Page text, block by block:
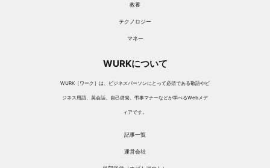
教養
テクノロジー
マネー
WURKについて
WURK［ワーク］は、ビジネスパーソンにとって必須である敬語やビ
ジネス用語、英会話、自己啓発、弔事マナーなどが学べるWebメデ
ィアです。
記事一覧
運営会社